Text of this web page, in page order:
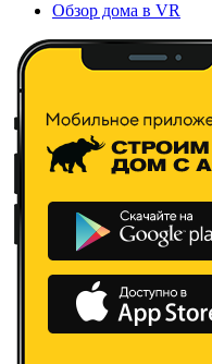
Обзор дома в VR